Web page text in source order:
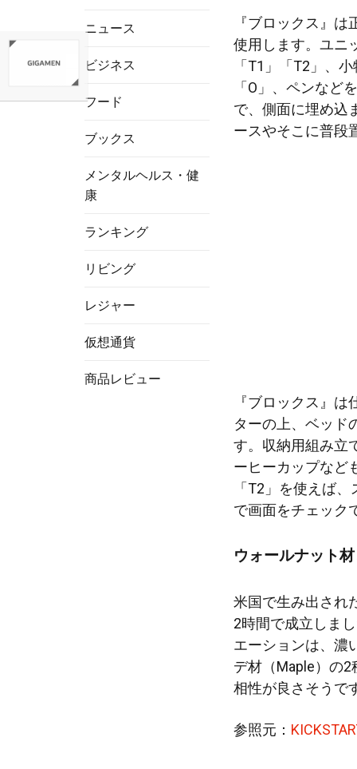
ニュース
ビジネス
フード
ブックス
メンタルヘルス・健
康
ランキング
リビング
レジャー
仮想通貨
商品レビュー
『ブロックス』
使用します。ユニ
「T1」「T2」、
「O」、ペンなど
で、側面に埋め込
ースやそこに普段
『ブロックス』
ターの上、ベッド
す。収納用組み立
ーヒーカップなど
「T2」を使えば
で画面をチェック
ウォールナット
米国で生み出され
2時間で成立しま
エーションは、濃
デ材（Maple）の
相性が良さそうで
参照元：